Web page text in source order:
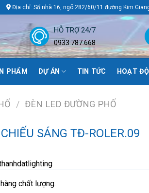
Địa chỉ: Số nhà 16, ngõ 282/60/11 đường Kim
HỖ TRỢ 24/7
0933.787.668
PHẨM DỰ ÁN TIN TỨC HOẠT
/ ĐÈN LED ĐƯỜNG PHỐ
SÁNG TĐ-ROLER.09
chất lượng.